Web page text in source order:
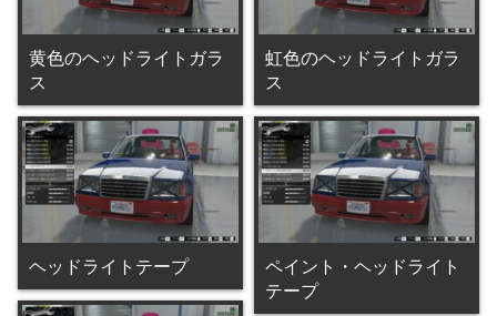
黄色のヘッドライトガラ
ス
虹色のヘッドライトガラ
ス
ヘッドライトテープ
ペイント・ヘッドライト
テープ